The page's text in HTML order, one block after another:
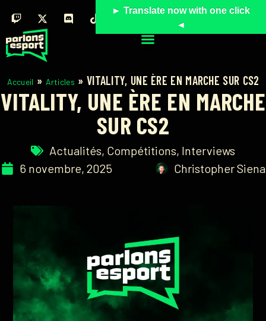
Accueil » Articles » VITALITY, UNE ÈRE EN MARCHE SUR CS2
VITALITY, UNE ÈRE EN MARCHE
SUR CS2
Actualités, Compétitions, Interviews
6 novembre, 2025
Christopher Siena
► Translate now with one click
◄